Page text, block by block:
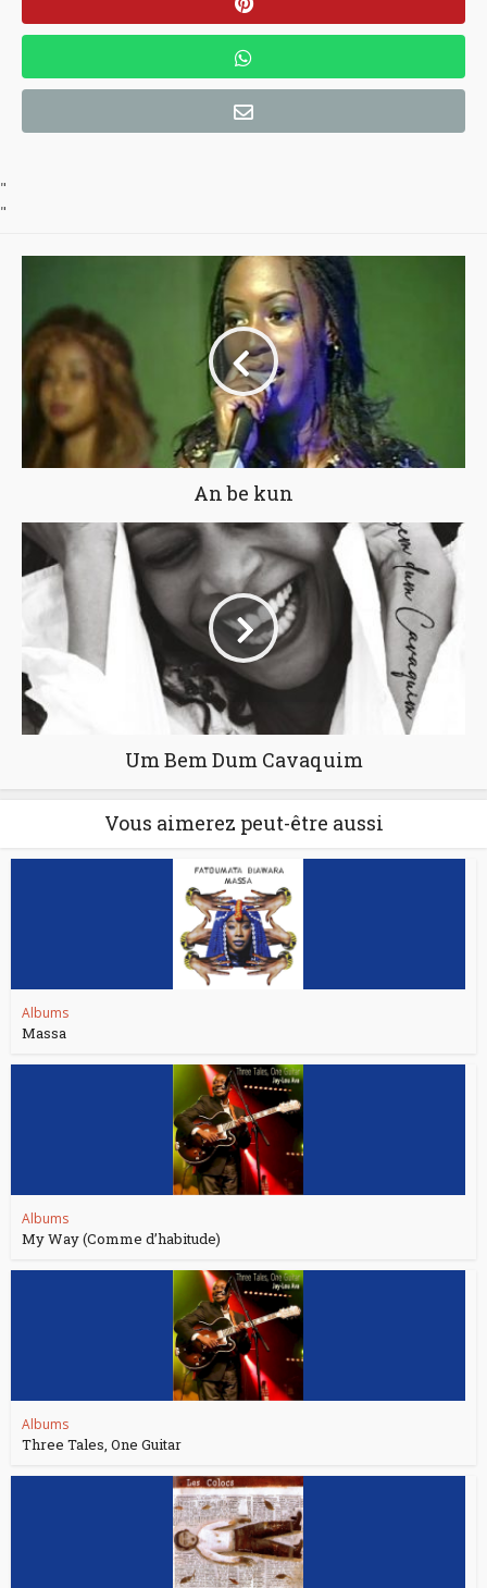
"
"
An be kun
Um Bem Dum Cavaquim
Vous aimerez peut-être aussi
Albums
Massa
Albums
My Way (Comme d’habitude)
Albums
Three Tales, One Guitar